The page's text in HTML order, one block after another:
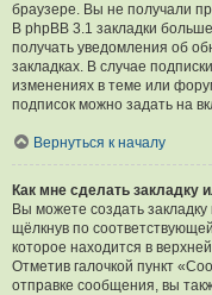
браузере. Вы не получали
В phpBB 3.1 закладки
получать уведомления об
закладках. В случае
изменениях в теме или
подписок можно задать на
Вернуться к началу
Как мне сделать закладку
Вы можете создать
щёлкнув по
которое находится в
Отметив галочкой пункт
отправке сообщения, вы